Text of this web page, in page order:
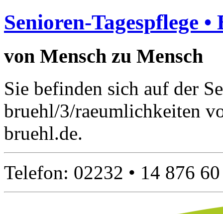
Senioren-Tagespflege
von Mensch zu Mensch
Sie befinden sich auf der
bruehl/3/raeumlichkeiten
bruehl.de.
Telefon: 02232 • 14 876 60